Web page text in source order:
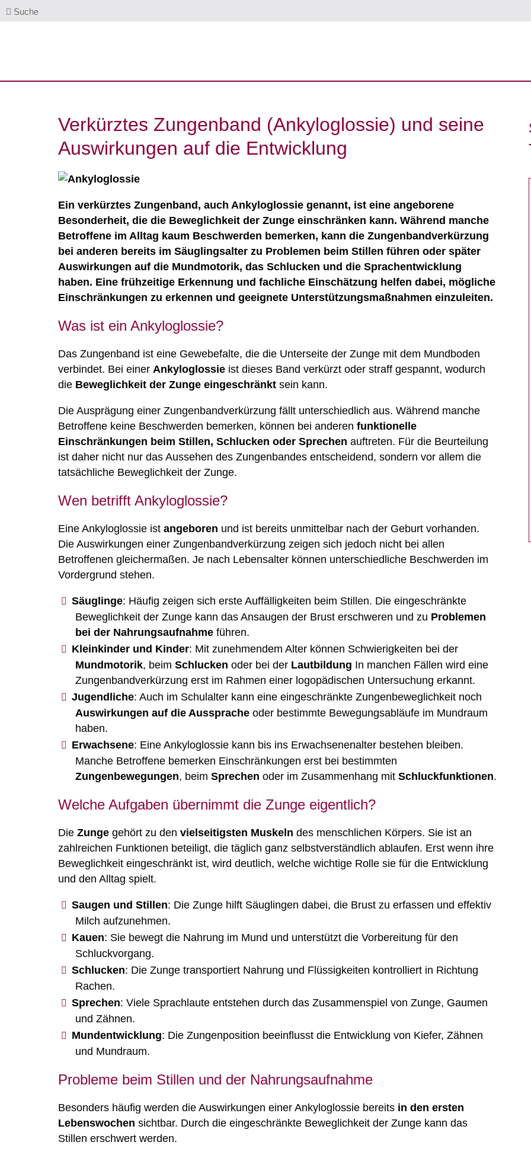
Suche
Verkürztes Zungenband (Ankyloglossie) und seine
Auswirkungen auf die Entwicklung
Ein verkürztes Zungenband, auch Ankyloglossie genannt, ist eine angeborene
Besonderheit, die die Beweglichkeit der Zunge einschränken kann. Während manche
Betroffene im Alltag kaum Beschwerden bemerken, kann die Zungenbandverkürzung
bei anderen bereits im Säuglingsalter zu Problemen beim Stillen führen oder später
Auswirkungen auf die Mundmotorik, das Schlucken und die Sprachentwicklung
haben. Eine frühzeitige Erkennung und fachliche Einschätzung helfen dabei, mögliche
Einschränkungen zu erkennen und geeignete Unterstützungsmaßnahmen einzuleiten.
Was ist ein Ankyloglossie?
Das Zungenband ist eine Gewebefalte, die die Unterseite der Zunge mit dem Mundboden
verbindet. Bei einer Ankyloglossie ist dieses Band verkürzt oder straff gespannt, wodurch
die Beweglichkeit der Zunge eingeschränkt sein kann.
Die Ausprägung einer Zungenbandverkürzung fällt unterschiedlich aus. Während manche
Betroffene keine Beschwerden bemerken, können bei anderen funktionelle
Einschränkungen beim Stillen, Schlucken oder Sprechen auftreten. Für die Beurteilung
ist daher nicht nur das Aussehen des Zungenbandes entscheidend, sondern vor allem die
tatsächliche Beweglichkeit der Zunge.
Wen betrifft Ankyloglossie?
Eine Ankyloglossie ist angeboren und ist bereits unmittelbar nach der Geburt vorhanden.
Die Auswirkungen einer Zungenbandverkürzung zeigen sich jedoch nicht bei allen
Betroffenen gleichermaßen. Je nach Lebensalter können unterschiedliche Beschwerden im
Vordergrund stehen.
Säuglinge: Häufig zeigen sich erste Auffälligkeiten beim Stillen. Die eingeschränkte
Beweglichkeit der Zunge kann das Ansaugen der Brust erschweren und zu Problemen
bei der Nahrungsaufnahme führen.
Kleinkinder und Kinder: Mit zunehmendem Alter können Schwierigkeiten bei der
Mundmotorik, beim Schlucken oder bei der Lautbildung In manchen Fällen wird eine
Zungenbandverkürzung erst im Rahmen einer logopädischen Untersuchung erkannt.
Jugendliche: Auch im Schulalter kann eine eingeschränkte Zungenbeweglichkeit noch
Auswirkungen auf die Aussprache oder bestimmte Bewegungsabläufe im Mundraum
haben.
Erwachsene: Eine Ankyloglossie kann bis ins Erwachsenenalter bestehen bleiben.
Manche Betroffene bemerken Einschränkungen erst bei bestimmten
Zungenbewegungen, beim Sprechen oder im Zusammenhang mit Schluckfunktionen.
Welche Aufgaben übernimmt die Zunge eigentlich?
Die Zunge gehört zu den vielseitigsten Muskeln des menschlichen Körpers. Sie ist an
zahlreichen Funktionen beteiligt, die täglich ganz selbstverständlich ablaufen. Erst wenn ihre
Beweglichkeit eingeschränkt ist, wird deutlich, welche wichtige Rolle sie für die Entwicklung
und den Alltag spielt.
Saugen und Stillen: Die Zunge hilft Säuglingen dabei, die Brust zu erfassen und effektiv
Milch aufzunehmen.
Kauen: Sie bewegt die Nahrung im Mund und unterstützt die Vorbereitung für den
Schluckvorgang.
Schlucken: Die Zunge transportiert Nahrung und Flüssigkeiten kontrolliert in Richtung
Rachen.
Sprechen: Viele Sprachlaute entstehen durch das Zusammenspiel von Zunge, Gaumen
und Zähnen.
Mundentwicklung: Die Zungenposition beeinflusst die Entwicklung von Kiefer, Zähnen
und Mundraum.
Probleme beim Stillen und der Nahrungsaufnahme
Besonders häufig werden die Auswirkungen einer Ankyloglossie bereits in den ersten
Lebenswochen sichtbar. Durch die eingeschränkte Beweglichkeit der Zunge kann das
Stillen erschwert werden.